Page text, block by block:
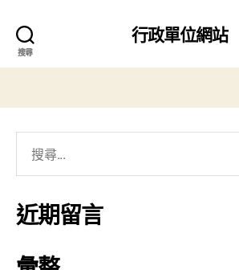
搜尋
行政單位網站
近期留言